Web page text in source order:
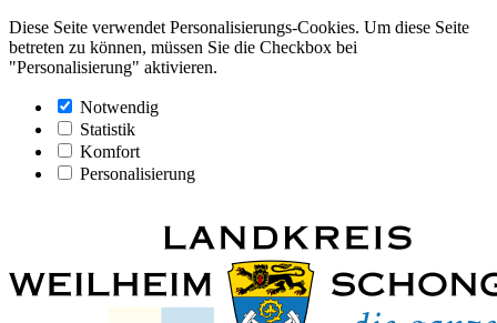
Diese Seite verwendet Personalisierungs-Cookies. Um diese Seite
betreten zu können, müssen Sie die Checkbox bei
"Personalisierung" aktivieren.
Notwendig
Statistik
Komfort
Personalisierung